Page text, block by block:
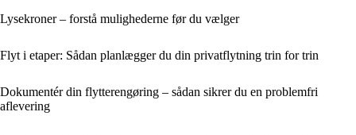
Lysekroner – forstå mulighederne før du vælger
Flyt i etaper: Sådan planlægger du din privatflytning trin for trin
Dokumentér din flytterengøring – sådan sikrer du en problemfri
aflevering